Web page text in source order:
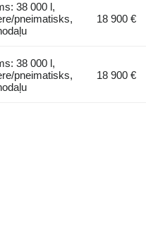
38 000 l,
pneimatisks,
18 900 €
38 000 l,
pneimatisks,
18 900 €